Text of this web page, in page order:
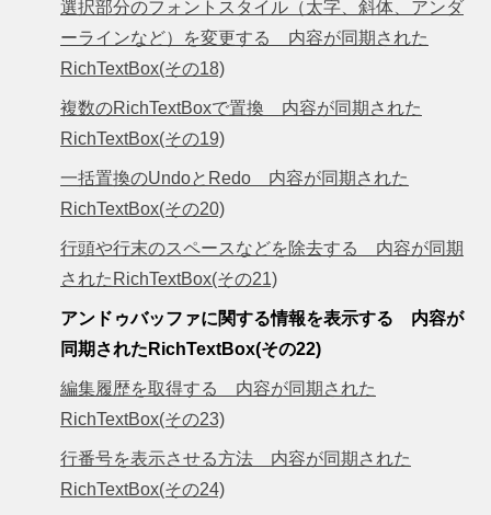
選択部分のフォントスタイル（太字、斜体、アンダ
ーラインなど）を変更する 内容が同期された
RichTextBox(その18)
複数のRichTextBoxで置換 内容が同期された
RichTextBox(その19)
一括置換のUndoとRedo 内容が同期された
RichTextBox(その20)
行頭や行末のスペースなどを除去する 内容が同期
されたRichTextBox(その21)
アンドゥバッファに関する情報を表示する 内容が
同期されたRichTextBox(その22)
編集履歴を取得する 内容が同期された
RichTextBox(その23)
行番号を表示させる方法 内容が同期された
RichTextBox(その24)